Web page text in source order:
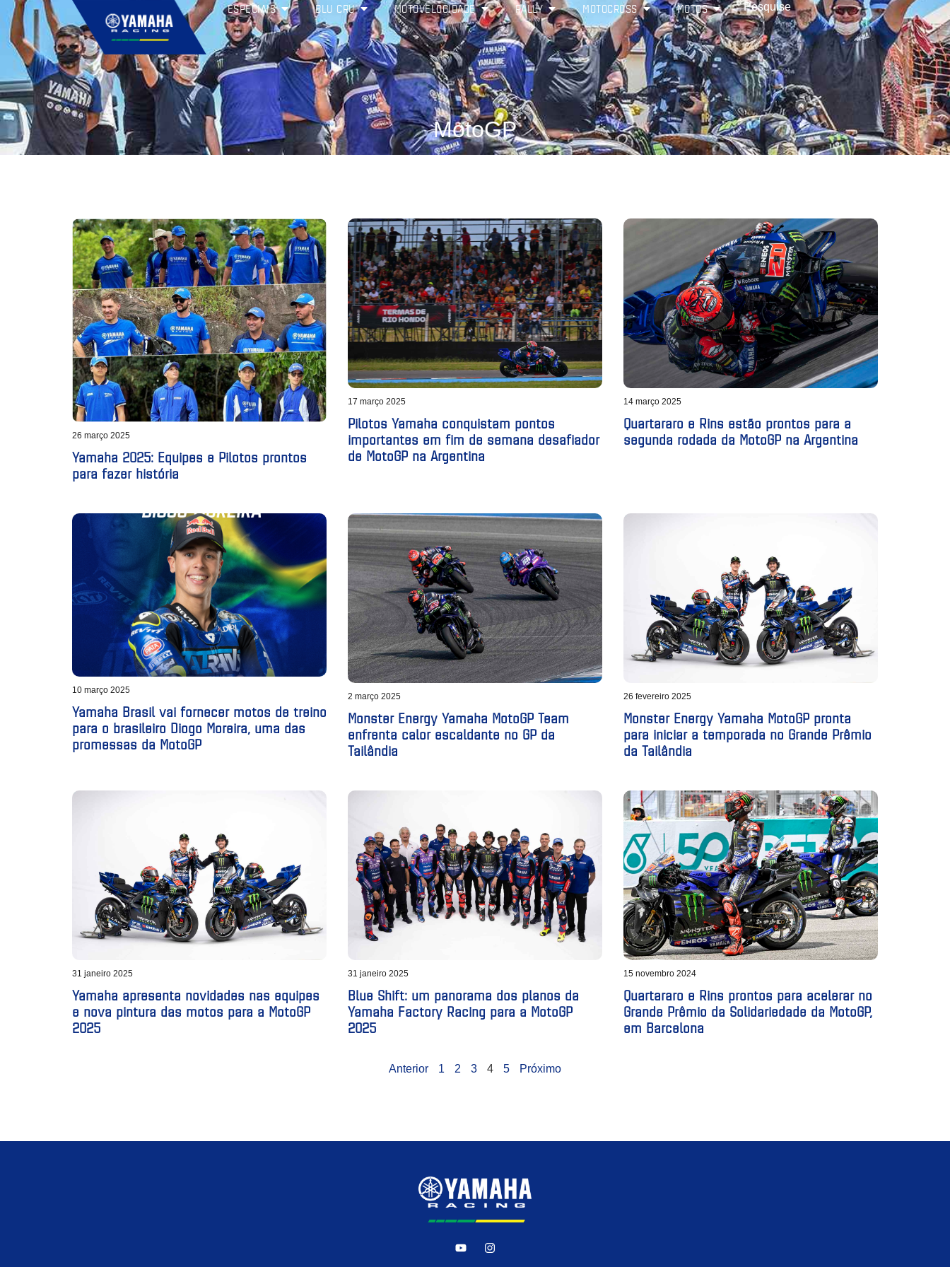
ESPECIAIS BLU CRU MOTOVELOCIDADE RALLY MOTOCROSS MOTOS
MotoGP
26 março 2025
Yamaha 2025: Equipes e Pilotos prontos
para fazer história
17 março 2025
Pilotos Yamaha conquistam pontos
importantes em fim de semana desafiador
de MotoGP na Argentina
14 março 2025
Quartararo e Rins estão prontos para a
segunda rodada da MotoGP na Argentina
10 março 2025
Yamaha Brasil vai fornecer motos de treino
para o brasileiro Diogo Moreira, uma das
promessas da MotoGP
2 março 2025
Monster Energy Yamaha MotoGP Team
enfrenta calor escaldante no GP da
Tailândia
26 fevereiro 2025
Monster Energy Yamaha MotoGP pronta
para iniciar a temporada no Grande Prêmio
da Tailândia
31 janeiro 2025
Yamaha apresenta novidades nas equipes
e nova pintura das motos para a MotoGP
2025
31 janeiro 2025
Blue Shift: um panorama dos planos da
Yamaha Factory Racing para a MotoGP
2025
15 novembro 2024
Quartararo e Rins prontos para acelerar no
Grande Prêmio da Solidariedade da MotoGP,
em Barcelona
Anterior 1 2 3 4 5 Próximo